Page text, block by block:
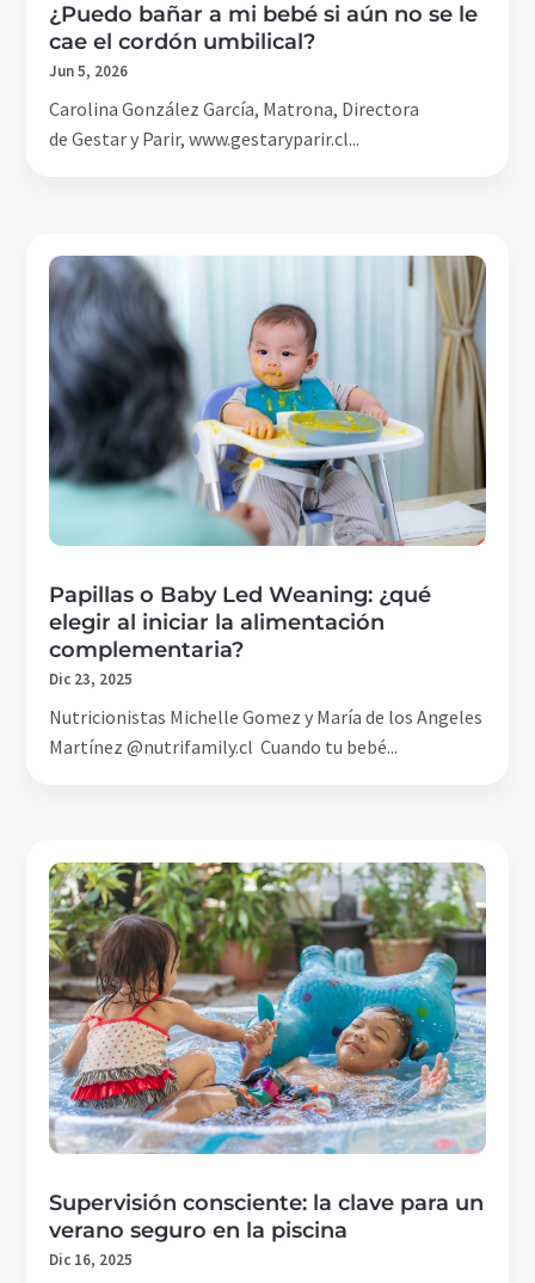
¿Puedo bañar a mi bebé si aún no se le
cae el cordón umbilical?
Jun 5, 2026
Carolina González García, Matrona, Directora
de Gestar y Parir, www.gestaryparir.cl...
Papillas o Baby Led Weaning: ¿qué
elegir al iniciar la alimentación
complementaria?
Dic 23, 2025
Nutricionistas Michelle Gomez y María de los Angeles
Martínez @nutrifamily.cl Cuando tu bebé...
Supervisión consciente: la clave para un
verano seguro en la piscina
Dic 16, 2025